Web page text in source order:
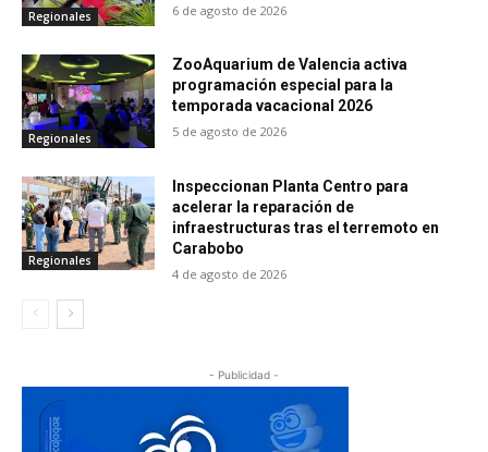
Regionales 6 de agosto de 2026
Regionales
ZooAquarium de Valencia activa
programación especial para la
temporada vacacional 2026
5 de agosto de 2026
Regionales
Inspeccionan Planta Centro para
acelerar la reparación de
infraestructuras tras el terremoto en
Carabobo
4 de agosto de 2026
- Publicidad -